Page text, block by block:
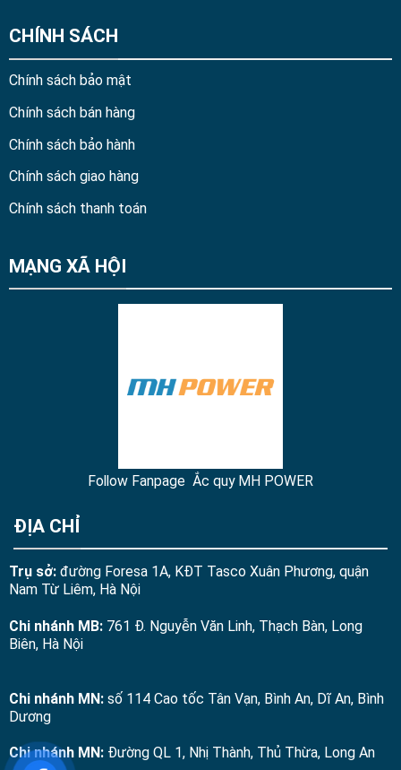
CHÍNH SÁCH
Chính sách bảo mật
Chính sách bán hàng
Chính sách bảo hành
Chính sách giao hàng
Chính sách thanh toán
MẠNG XÃ HỘI
Follow Fanpage Ắc quy MH POWER
ĐỊA CHỈ
Trụ sở:đường Foresa 1A, KĐT Tasco Xuân Phương, quận
Nam Từ Liêm, Hà Nội
Chi nhánh MB:761 Đ. Nguyễn Văn Linh, Thạch Bàn, Long
Biên, Hà Nội
Chi nhánh MN:số 114 Cao tốc Tân Vạn, Bình An, Dĩ An, Bình
Dương
Chi nhánh MN:Đường QL 1, Nhị Thành, Thủ Thừa, Long An